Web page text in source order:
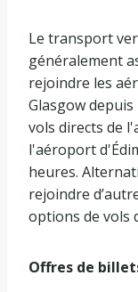
Le transport
généralement
rejoindre les
Glasgow depuis
vols directs de
l'aéroport
heures.
rejoindre
options de vols
Offres de